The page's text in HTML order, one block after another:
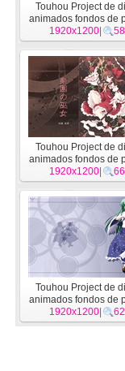
Touhou Project de
animados fondos de
de alta definición
1920x1200
Touhou Project de
animados fondos de
de alta definición
1920x1200
Touhou Project de
animados fondos de
de alta definición
1920x1200